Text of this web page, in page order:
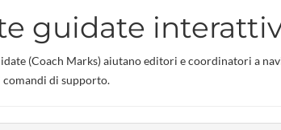
guidate
(Coach Marks) aiutano editori e coordinatori a
di supporto.